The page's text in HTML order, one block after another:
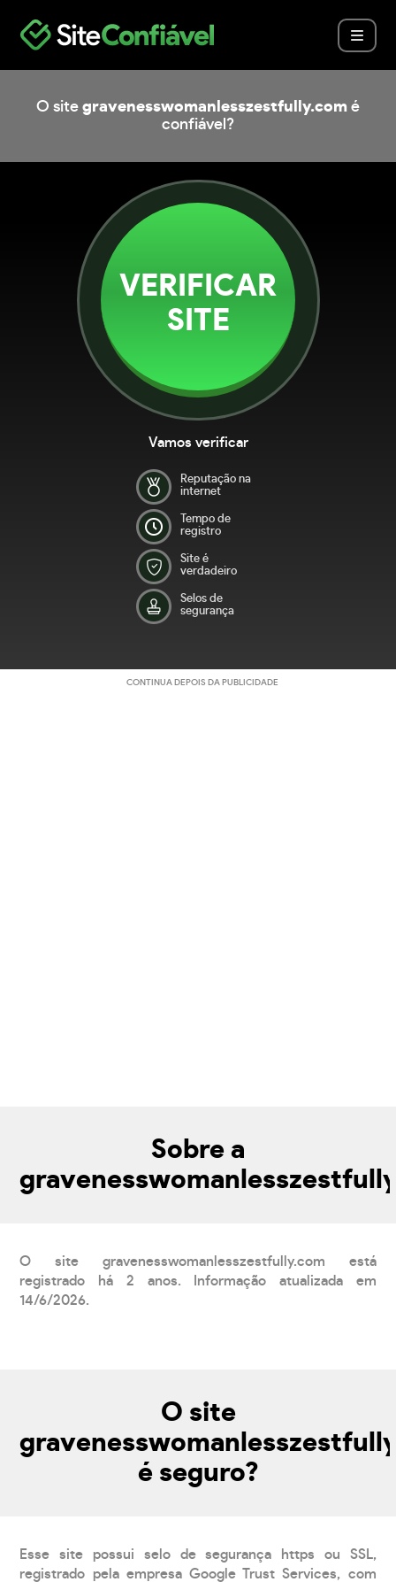
O site gravenesswomanlesszestfully.com é
confiável?
VERIFICAR
SITE
Vamos verificar
Reputação na
internet
Tempo de
registro
Site é
verdadeiro
Selos de
segurança
CONTINUA DEPOIS DA PUBLICIDADE
Sobre a
O site gravenesswomanlesszestfully.com está
registrado há 2 anos. Informação atualizada em
14/6/2026.
O site
é seguro?
Esse site possui selo de segurança https ou SSL,
registrado pela empresa Google Trust Services, com